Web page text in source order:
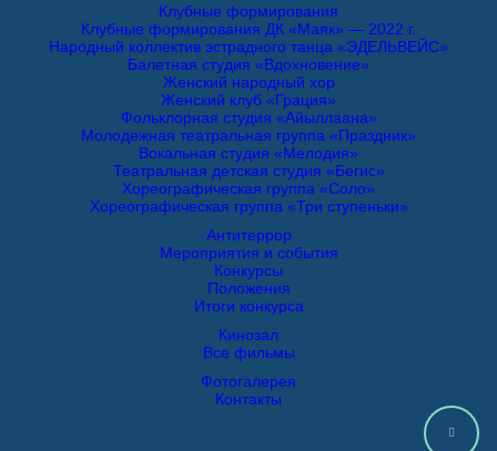
Клубные формирования
Клубные формирования ДК «Маяк» — 2022 г.
Народный коллектив эстрадного танца «ЭДЕЛЬВЕЙС»
Балетная студия «Вдохновение»
Женский народный хор
Женский клуб «Грация»
Фольклорная студия «Айыллаана»
Молодежная театральная группа «Праздник»
Вокальная студия «Мелодия»
Театральная детская студия «Бегис»
Хореографическая группа «Соло»
Хореографическая группа «Три ступеньки»
Антитеррор
Мероприятия и события
Конкурсы
Положения
Итоги конкурса
Кинозал
Все фильмы
Фотогалерея
Контакты